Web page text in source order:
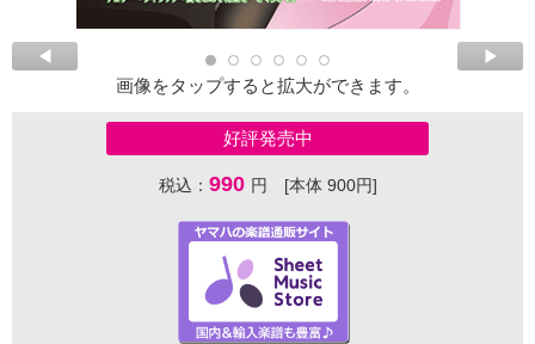
画像をタップすると拡大ができます。
好評発売中
税込： 990 円 [本体 900円]